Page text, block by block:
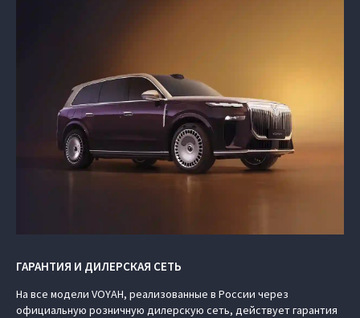
ГАРАНТИЯ И ДИЛЕРСКАЯ СЕТЬ
На все модели VOYAH, реализованные в России через
официальную розничную дилерскую сеть, действует гарантия